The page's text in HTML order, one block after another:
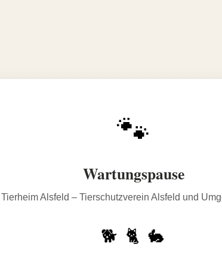
🐾
Wartungspause
Tierheim Alsfeld – Tierschutzverein Alsfeld und
🐕 🐈 🐇